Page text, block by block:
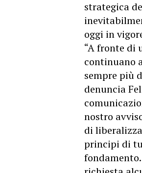
strategica
oggi in
“A fronte di
continuano
sempre più
denuncia
nostro
di
principi di